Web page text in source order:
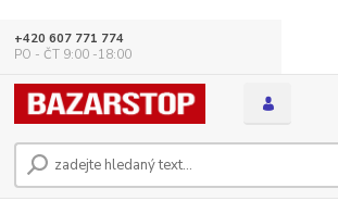
+420 607 771 774
PO - ČT 9:00 -18:00